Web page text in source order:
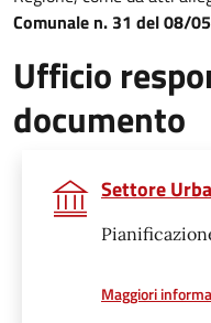
Comunale n. 31 del 08/
Ufficio
documento
Settore
Maggiori